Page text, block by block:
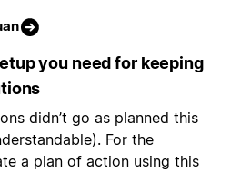
you need for keeping
didn’t go as planned this
For the
a plan of action using this